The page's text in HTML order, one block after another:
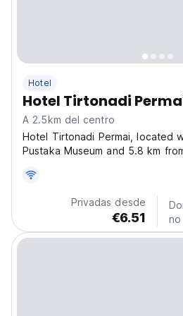
Hotel
Hotel Tirtonadi
A 2.5km del centro
Hotel Tirtonadi Permai, located
Pustaka Museum and 5.8 km
Kadiporo. This 2-star
service, a 24-hour front desk,
Privadas desde
€6.51
no